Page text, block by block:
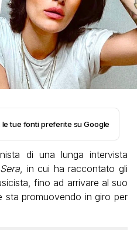
tue fonti preferite su Google
di una lunga intervista
, in cui ha raccontato gli
fino ad arrivare al suo
sta promuovendo in giro per